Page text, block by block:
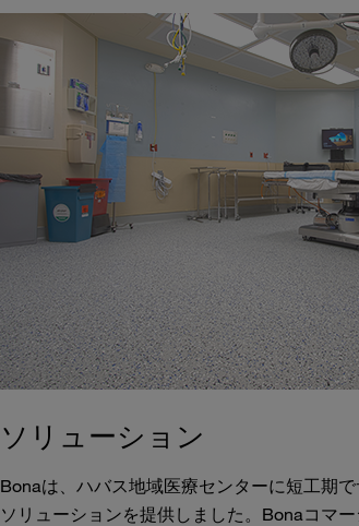
ソリューション
Bonaは、ハバス地域医療センターに短工期
ソリューションを提供しました。Bonaコマ